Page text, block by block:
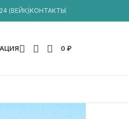
(ВЕЙК) КОНТАКТЫ
0 ₽